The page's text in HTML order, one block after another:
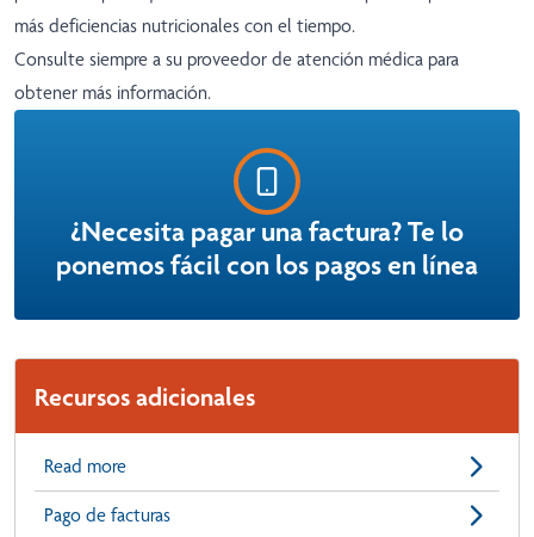
más deficiencias nutricionales con el tiempo.
Consulte siempre a su proveedor de atención médica para
obtener más información.
¿Necesita pagar una factura? Te lo
ponemos fácil con los pagos en línea
Recursos adicionales
Read more
Pago de facturas